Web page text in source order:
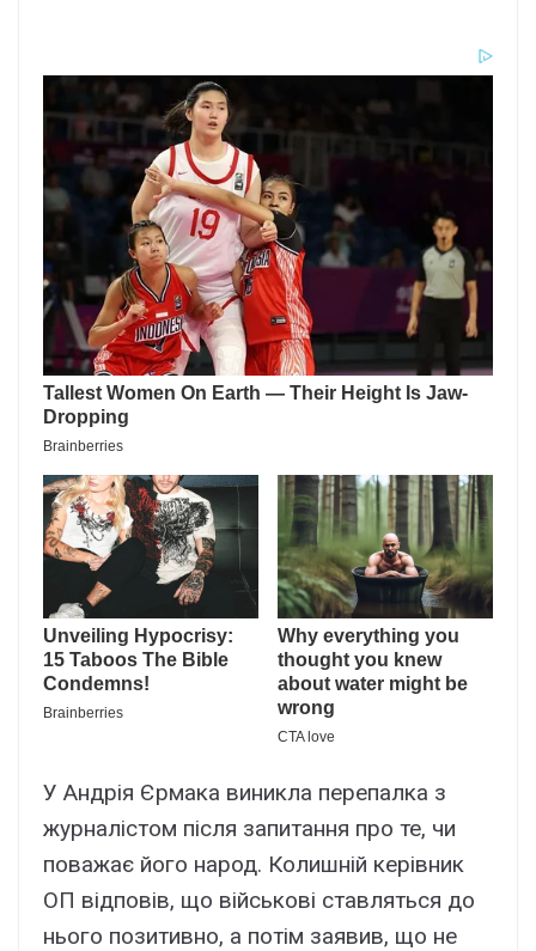
У Андрія Єрмака виникла перепалка з
журналістом після запитання про те, чи
поважає його народ. Колишній керівник
ОП відповів, що військові ставляться до
нього позитивно, а потім заявив, що не